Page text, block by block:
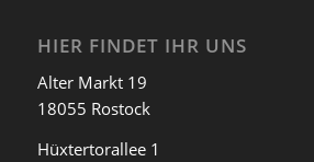
HIER FINDET IHR UNS
Alter Markt 19
18055 Rostock
Hüxtertorallee 1